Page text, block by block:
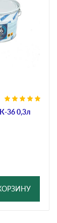
36 0,3л